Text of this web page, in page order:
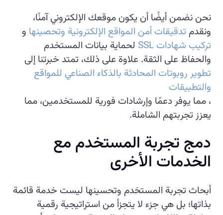
نحن نضمن أيضًا أن يكون موقعك الإلكتروني آمنًا،
ونقدم تدقيقات أمن المواقع الإلكترونية وتحصينها و
تركيب شهادات SSL
لحماية بيانات المستخدم
والحفاظ على الثقة. علاوة على ذلك، تمتد خبرتنا إلى
تطوير روبوتات المحادثة بالذكاء الصناعي للمواقع
والتطبيقات
، مما يوفر دعمًا وإرشادات فورية للمستخدمين، مما
يعزز تجربتهم الشاملة.
دمج تجربة المستخدم مع
الخدمات الأخرى
أبحاث تجربة المستخدم وتحسينها ليست خدمة قائمة
بذاتها؛ بل هي جزء لا يتجزأ من استراتيجية رقمية